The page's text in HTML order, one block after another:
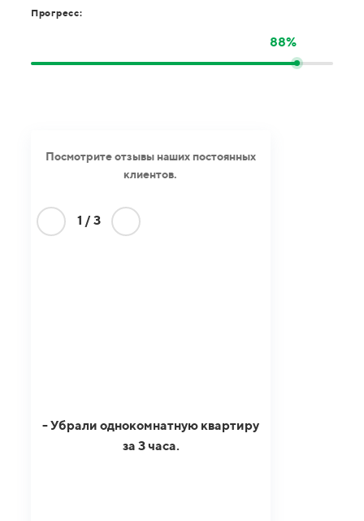
Прогресс:
88%
Посмотрите отзывы наших постоянных
клиентов.
1 /3
- Убрали однокомнатную квартиру
за 3 часа.